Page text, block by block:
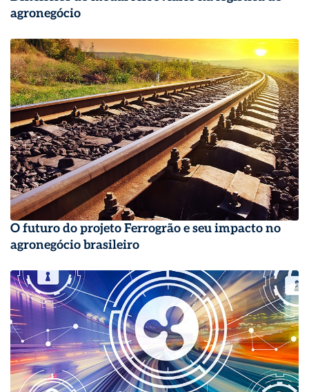
agronegócio
O futuro do projeto Ferrogrão e seu impacto no
agronegócio brasileiro